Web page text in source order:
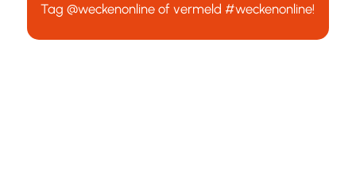
Tag@weckenonline of vermeld#weckenonline!